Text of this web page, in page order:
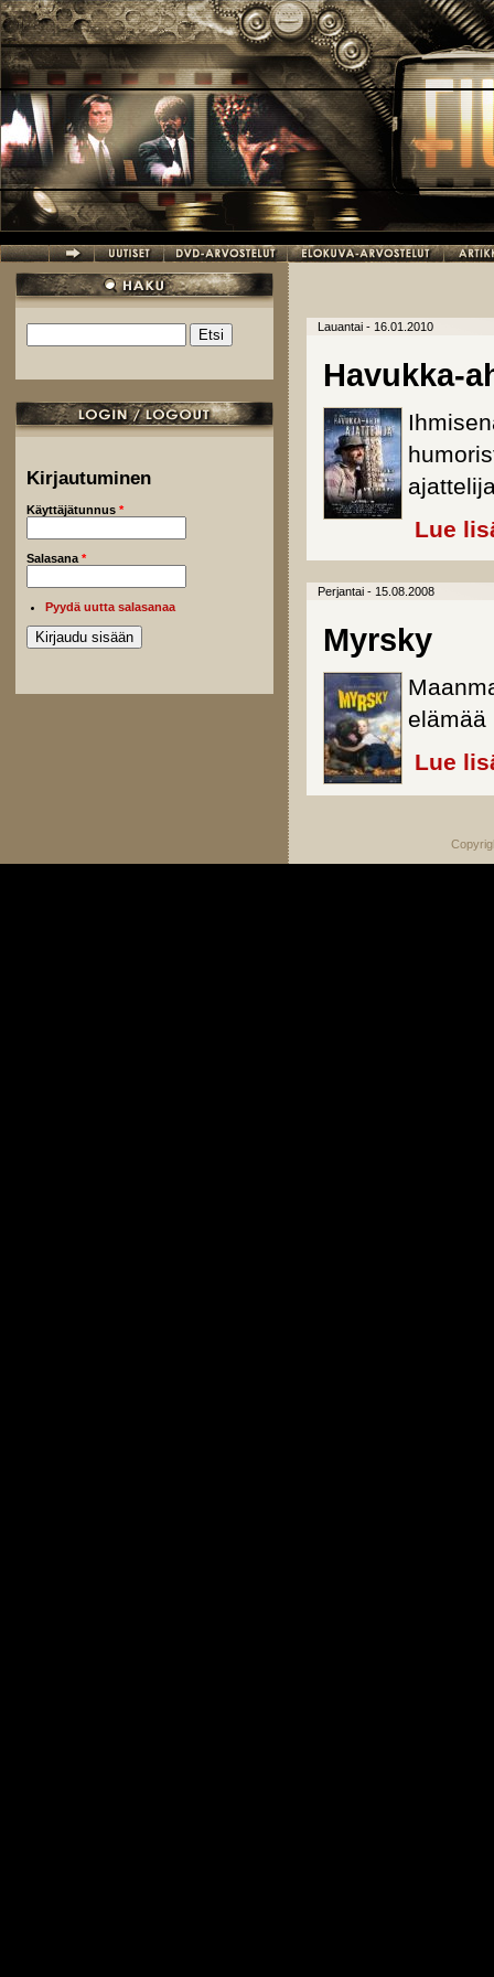
Hyppää pääsisältöön
Hakulomake
Kirjautuminen
Käyttäjätunnus *
Salasana *
Pyydä uutta salasanaa
Lauantai - 16.01.2010
Havukka-
Lue
Perjantai - 15.08.2008
Myrsky
elämää
Lue